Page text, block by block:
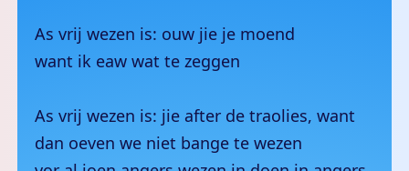
As vrij wezen is: ouw jie je moend
want ik eaw wat te zeggen
As vrij wezen is: jie after de traolies, want
dan oeven we niet bange te wezen